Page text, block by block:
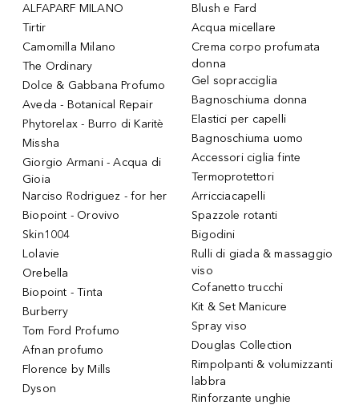
ALFAPARF MILANO
Tirtir
Camomilla Milano
The Ordinary
Dolce & Gabbana Profumo
Aveda - Botanical Repair
Phytorelax - Burro di Karitè
Missha
Giorgio Armani - Acqua di
Gioia
Narciso Rodriguez - for her
Biopoint - Orovivo
Skin1004
Lolavie
Orebella
Biopoint - Tinta
Burberry
Tom Ford Profumo
Afnan profumo
Florence by Mills
Dyson
Blush e Fard
Acqua micellare
Crema corpo profumata
donna
Gel sopracciglia
Bagnoschiuma donna
Elastici per capelli
Bagnoschiuma uomo
Accessori ciglia finte
Termoprotettori
Arricciacapelli
Spazzole rotanti
Bigodini
Rulli di giada & massaggio
viso
Cofanetto trucchi
Kit & Set Manicure
Spray viso
Douglas Collection
Rimpolpanti & volumizzanti
labbra
Rinforzante unghie